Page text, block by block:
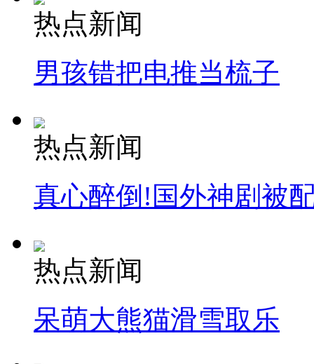
热点新闻
男孩错把电推当梳子
热点新闻
真心醉倒!国外神剧被
热点新闻
呆萌大熊猫滑雪取乐